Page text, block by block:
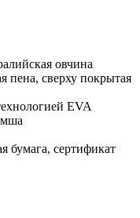
овчина
пена, сверху покрытая
EVA
бумага, сертификат